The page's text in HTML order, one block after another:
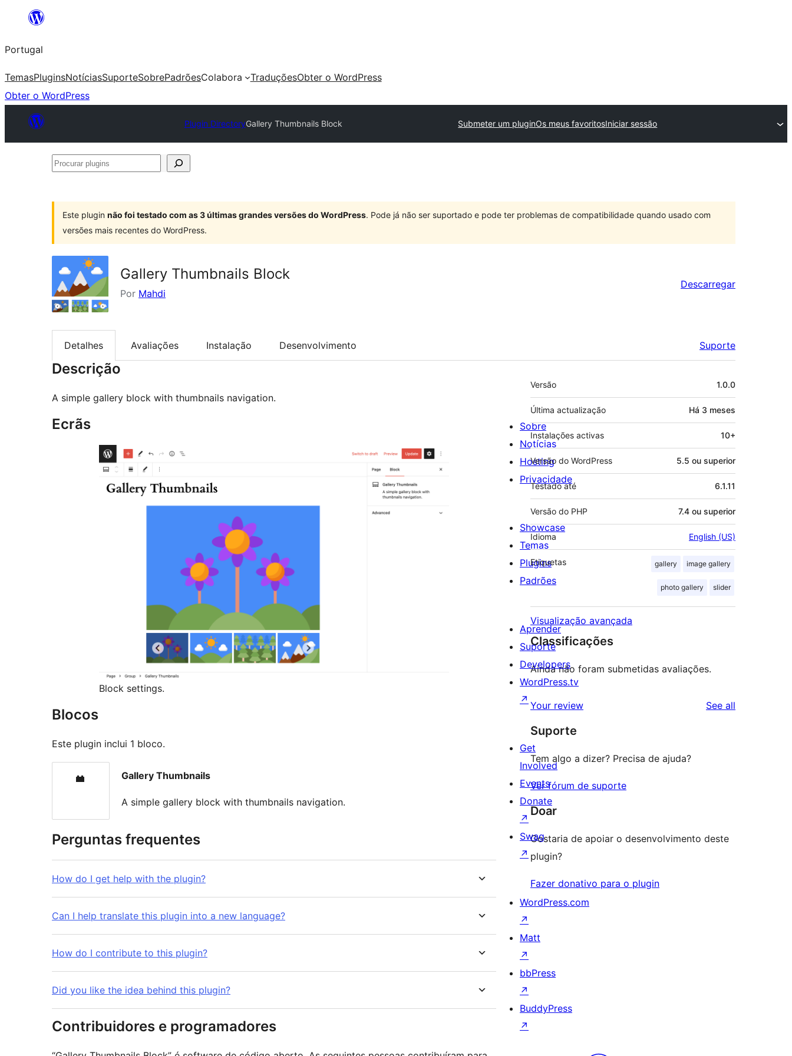
Saltar
o
conteúdo
Portugal
TemasPluginsNotíciasSuporteSobrePadrõesColabora TraduçõesObter o WordPress
Obter o WordPress
Plugin DirectoryGallery Thumbnails Block Submeter um pluginOs meus favoritosIniciar sessão
Procurar
Este plugin não foi testado com as 3 últimas grandes versões do WordPress. Pode já não ser suportado e pode ter problemas de compatibilidade quando usado com
versões mais recentes do WordPress.
Gallery Thumbnails Block
Por Mahdi
Descarregar
Detalhes Avaliações Instalação Desenvolvimento Suporte
Descrição
A simple gallery block with thumbnails navigation.
Ecrãs
Block settings.
Blocos
Este plugin inclui 1 bloco.
Gallery Thumbnails
A simple gallery block with thumbnails navigation.
Perguntas frequentes
How do I get help with the plugin?
Can I help translate this plugin into a new language?
How do I contribute to this plugin?
Did you like the idea behind this plugin?
Contribuidores e programadores
Metadados
Versão 1.0.0
Última actualização Há 3 meses
Instalações activas 10+
Versão do WordPress 5.5 ou superior
Testado até 6.1.11
Versão do PHP 7.4 ou superior
Idioma English (US)
Etiquetas gallery image gallery
photo gallery slider
Visualização avançada
Classificações
Ainda não foram submetidas avaliações.
Your review See all
Suporte
Tem algo a dizer? Precisa de ajuda?
Ver fórum de suporte
Doar
Gostaria de apoiar o desenvolvimento deste
plugin?
Fazer donativo para o plugin
Sobre
Notícias
Hosting
Privacidade
Showcase
Temas
Plugins
Padrões
Aprender
Suporte
Developers
WordPress.tv
↗
Get
Involved
Events
Donate
↗
Swag
↗
WordPress.com
↗
Matt
↗
bbPress
↗
BuddyPress
↗